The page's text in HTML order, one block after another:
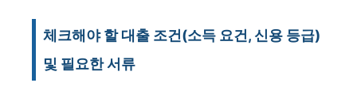
체크해야 할 대출 조건(소득 요건, 신용 등급)
및 필요한 서류